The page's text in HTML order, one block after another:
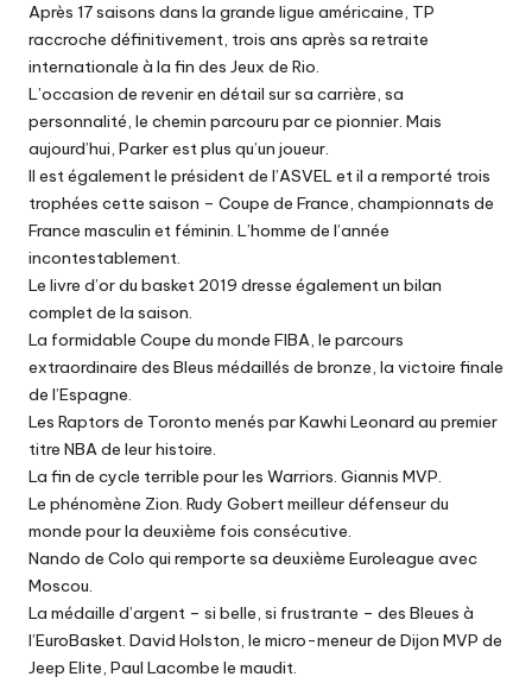
Après 17 saisons dans la grande ligue américaine, TP
raccroche définitivement, trois ans après sa retraite
internationale à la fin des Jeux de Rio.
L’occasion de revenir en détail sur sa carrière, sa
personnalité, le chemin parcouru par ce pionnier. Mais
aujourd’hui, Parker est plus qu’un joueur.
Il est également le président de l’ASVEL et il a remporté trois
trophées cette saison – Coupe de France, championnats de
France masculin et féminin. L’homme de l’année
incontestablement.
Le livre d’or du basket 2019 dresse également un bilan
complet de la saison.
La formidable Coupe du monde FIBA, le parcours
extraordinaire des Bleus médaillés de bronze, la victoire finale
de l’Espagne.
Les Raptors de Toronto menés par Kawhi Leonard au premier
titre NBA de leur histoire.
La fin de cycle terrible pour les Warriors. Giannis MVP.
Le phénomène Zion. Rudy Gobert meilleur défenseur du
monde pour la deuxième fois consécutive.
Nando de Colo qui remporte sa deuxième Euroleague avec
Moscou.
La médaille d’argent – si belle, si frustrante – des Bleues à
l’EuroBasket. David Holston, le micro-meneur de Dijon MVP de
Jeep Elite, Paul Lacombe le maudit.